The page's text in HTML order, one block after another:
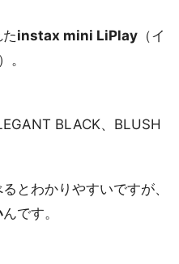
instax mini LiPlay （イ
。
BLACK、BLUSH
とわかりやすいですが、
んです。